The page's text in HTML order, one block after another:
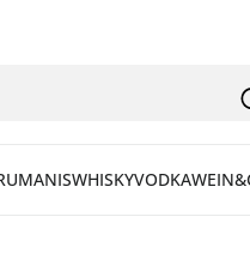
ANISWHISKYVODKA